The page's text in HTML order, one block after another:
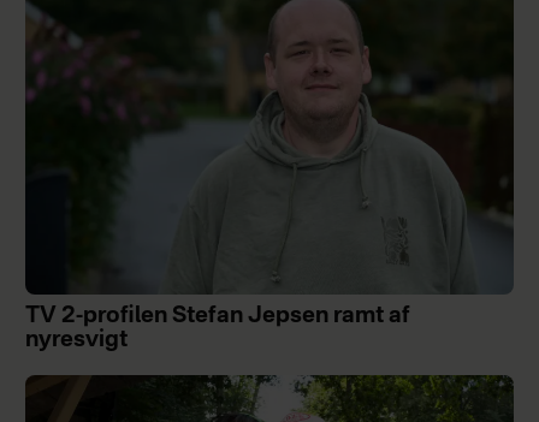
TV 2-profilen Stefan Jepsen ramt af
nyresvigt